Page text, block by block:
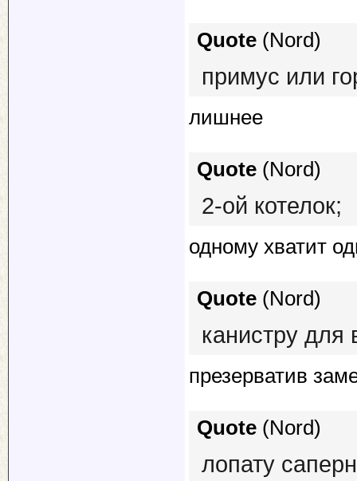
Quote (Nord)
примус или
лишнее
Quote (Nord)
2-ой котелок;
одному хватит
Quote (Nord)
канистру для
презерватив
Quote (Nord)
лопату